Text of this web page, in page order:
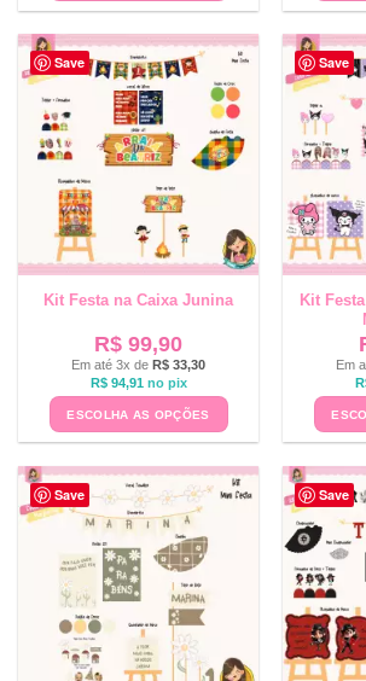
Save
Kit Festa na Caixa Junina
R$ 99,90
Em até 3x de R$ 33,30
R$94,91 no pix
ESCOLHA AS OPÇÕES
Save
Kit
Em
Save Save